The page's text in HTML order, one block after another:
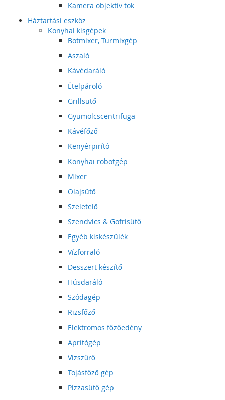
Kamera objektív tok
Háztartási eszköz
Konyhai kisgépek
Botmixer, Turmixgép
Aszaló
Kávédaráló
Ételpároló
Grillsütő
Gyümölcscentrifuga
Kávéfőző
Kenyérpirító
Konyhai robotgép
Mixer
Olajsütő
Szeletelő
Szendvics & Gofrisütő
Egyéb kiskészülék
Vízforraló
Desszert készítő
Húsdaráló
Szódagép
Rizsfőző
Elektromos főzőedény
Aprítógép
Vízszűrő
Tojásfőző gép
Pizzasütő gép